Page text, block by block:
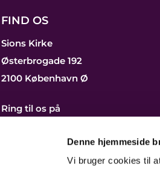
Denne hjemmeside
Vi bruger cookies til
FIND OS
Sions Kirke
Østerbrogade 192
2100 København Ø
Ring til os på
39 29 25 06
Send os en mail